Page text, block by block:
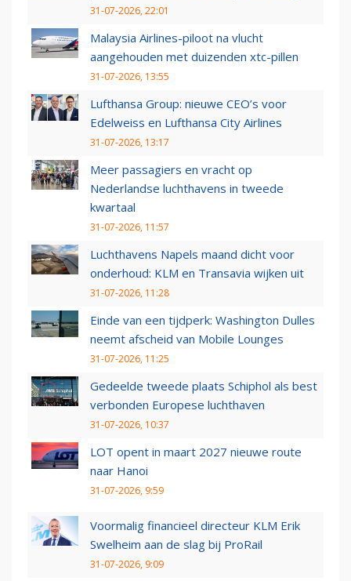
31-07-2026, 22:01
Malaysia Airlines-piloot na vlucht
aangehouden met duizenden xtc-pillen
31-07-2026, 13:55
Lufthansa Group: nieuwe CEO’s voor
Edelweiss en Lufthansa City Airlines
31-07-2026, 13:17
Meer passagiers en vracht op
Nederlandse luchthavens in tweede
kwartaal
31-07-2026, 11:57
Luchthavens Napels maand dicht voor
onderhoud: KLM en Transavia wijken uit
31-07-2026, 11:28
Einde van een tijdperk: Washington Dulles
neemt afscheid van Mobile Lounges
31-07-2026, 11:25
Gedeelde tweede plaats Schiphol als best
verbonden Europese luchthaven
31-07-2026, 10:37
LOT opent in maart 2027 nieuwe route
naar Hanoi
31-07-2026, 9:59
Voormalig financieel directeur KLM Erik
Swelheim aan de slag bij ProRail
31-07-2026, 9:09